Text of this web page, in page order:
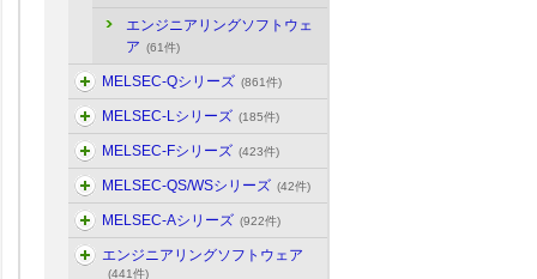
エンジニアリングソフトウェ
ア (61件)
MELSEC-Qシリーズ (861件)
MELSEC-Lシリーズ (185件)
MELSEC-Fシリーズ (423件)
MELSEC-QS/WSシリーズ (42件)
MELSEC-Aシリーズ (922件)
エンジニアリングソフトウェア
(441件)